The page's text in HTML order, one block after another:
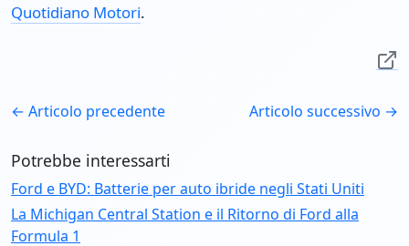
Quotidiano Motori.
← Articolo precedente Articolo successivo →
Potrebbe interessarti
Ford e BYD: Batterie per auto ibride negli Stati Uniti
La Michigan Central Station e il Ritorno di Ford alla
Formula 1